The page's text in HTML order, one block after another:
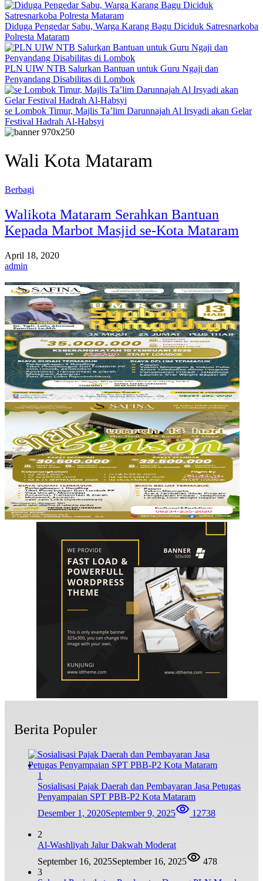
Diduga Pengedar Sabu, Warga Karang Bagu Diciduk Satresnarkoba
Polresta Mataram
PLN UIW NTB Salurkan Bantuan untuk Guru Ngaji dan
Penyandang Disabilitas di Lombok
se Lombok Timur, Majlis Ta’lim Darunnajah Al Irsyadi akan Gelar
Festival Hadrah Al-Habsyi
Wali Kota Mataram
Berbagi
Walikota Mataram Serahkan Bantuan
Kepada Marbot Masjid se-Kota Mataram
April 18, 2020
admin
Berita Populer
1
Sosialisasi Pajak Daerah dan Pembayaran Jasa Petugas
Penyampaian SPT PBB-P2 Kota Mataram
Desember 1, 2020September 9, 2025 12738
2
Al-Washliyah Jalur Dakwah Moderat
September 16, 2025September 16, 2025
478
3